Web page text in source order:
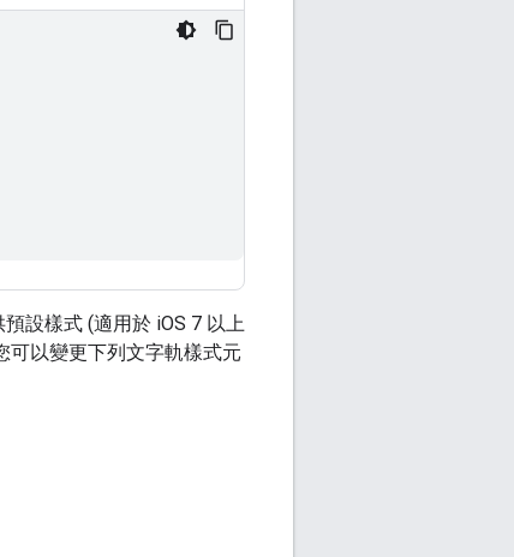
設樣式 (適用於 iOS 7 以上
可以變更下列文字軌樣式元